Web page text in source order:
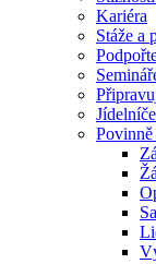
Kariéra
Stáže a